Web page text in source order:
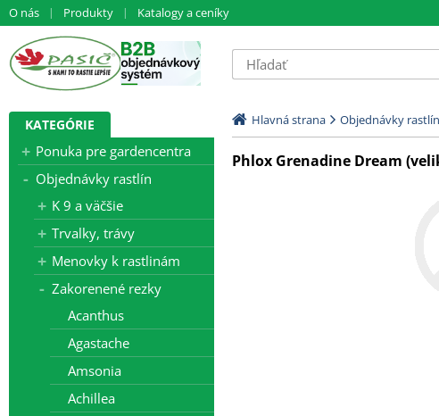
O nás Produkty Katalogy a ceníky
KATEGÓRIE
Ponuka pre gardencentra
Objednávky rastlín
K 9 a väčšie
Trvalky, trávy
Menovky k rastlinám
Zakorenené rezky
Acanthus
Agastache
Amsonia
Achillea
Hlavná strana Objednávky rastlín
Phlox Grenadine Dream